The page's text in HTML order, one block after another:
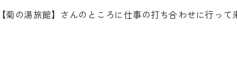
の湯旅館】さんのところに仕事の打ち合わせに行って